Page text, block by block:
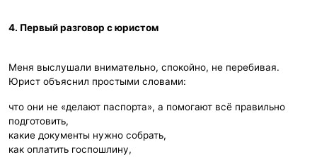
4. Первый разговор с юристом
Меня выслушали внимательно, спокойно, не перебивая.
Юрист объяснил простыми словами:
что они не «делают паспорта», а помогают всё правильно
подготовить,
какие документы нужно собрать,
как оплатить госпошлину,